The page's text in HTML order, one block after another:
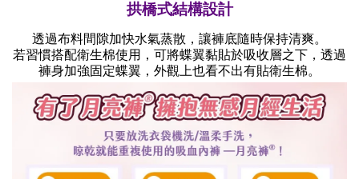
拱橋式結構設計
透過布料間隙加快水氣蒸散，讓褲底隨時保持清爽。
若習慣搭配衛生棉使用，可將蝶翼黏貼於吸收層之下， 透過
褲身加強固定蝶翼， 外觀上也看不出有貼衛生棉。